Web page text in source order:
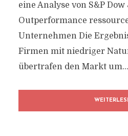
eine Analyse von S&P
Outperformance
Unternehmen Die
Firmen mit niedriger
übertrafen den Markt um...